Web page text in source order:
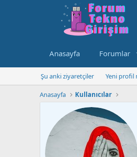
Anasayfa Forumlar
Şu anki ziyaretçiler Yeni profil
Anasayfa Kullanıcılar